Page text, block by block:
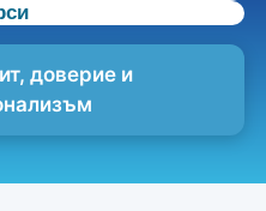
доверие и